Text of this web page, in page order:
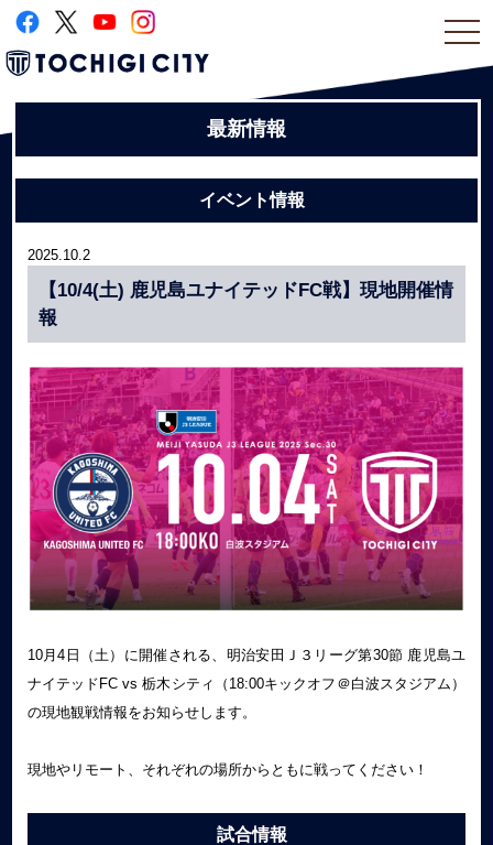
最新情報
イベント情報
2025.10.2
【10/4(土) 鹿児島ユナイテッドFC戦】現地開催情
報
10月4日（土）に開催される、明治安田Ｊ３リーグ第30節 鹿児島ユ
ナイテッドFC vs 栃木シティ（18:00キックオフ＠白波スタジアム）
の現地観戦情報をお知らせします。
現地やリモート、それぞれの場所からともに戦ってください！
試合情報